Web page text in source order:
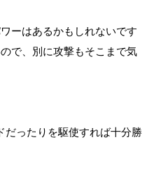
ーはあるかもしれないです
で、別に攻撃もそこまで気
ったりを駆使すれば十分勝